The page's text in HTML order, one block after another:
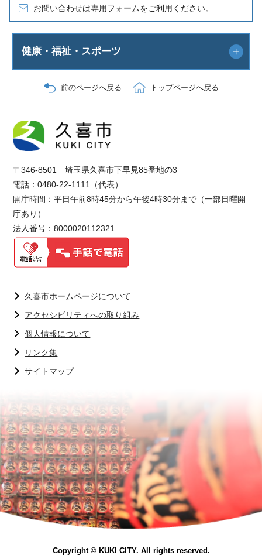
お問い合わせは専用フォームをご利用ください。
健康・福祉・スポーツ
前のページへ戻る トップページへ戻る
〒346-8501 埼玉県久喜市下早見85番地の3
電話：0480-22-1111（代表）
開庁時間：平日午前8時45分から午後4時30分まで（一部日曜開
庁あり）
法人番号：8000020112321
久喜市ホームページについて
アクセシビリティへの取り組み
個人情報について
リンク集
サイトマップ
Copyright © KUKI CITY. All rights reserved.